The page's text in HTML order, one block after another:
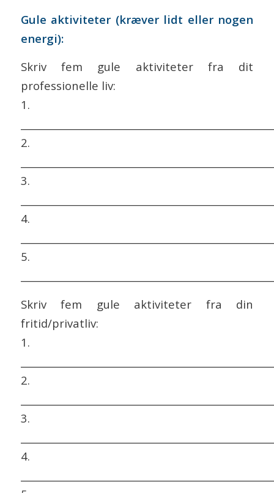
Gule aktiviteter (kræver lidt eller nogen
energi):
Skriv fem gule aktiviteter fra dit
professionelle liv:
1.
2.
3.
4.
5.
Skriv fem gule aktiviteter fra din
fritid/privatliv:
1.
2.
3.
4.